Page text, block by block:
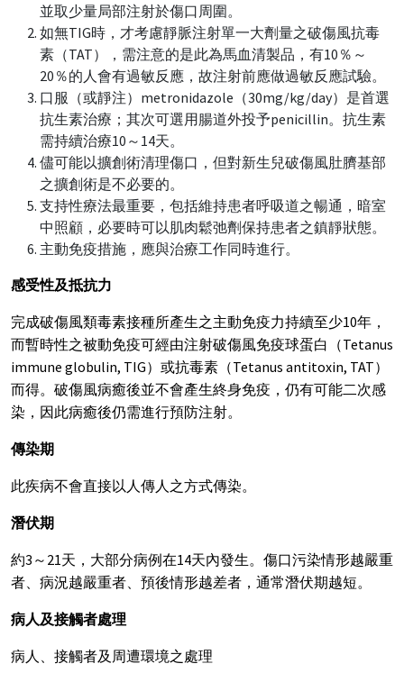
並取少量局部注射於傷口周圍。
如無TIG時，才考慮靜脈注射單一大劑量之破傷風抗毒
素（TAT），需注意的是此為馬血清製品，有10％～
20％的人會有過敏反應，故注射前應做過敏反應試驗。
口服（或靜注）metronidazole（30mg/kg/day）是首選
抗生素治療；其次可選用腸道外投予penicillin。抗生素
需持續治療10～14天。
儘可能以擴創術清理傷口，但對新生兒破傷風肚臍基部
之擴創術是不必要的。
支持性療法最重要，包括維持患者呼吸道之暢通，暗室
中照顧，必要時可以肌肉鬆弛劑保持患者之鎮靜狀態。
主動免疫措施，應與治療工作同時進行。
感受性及抵抗力
完成破傷風類毒素接種所產生之主動免疫力持續至少10年，
而暫時性之被動免疫可經由注射破傷風免疫球蛋白（Tetanus
immune globulin, TIG）或抗毒素（Tetanus antitoxin, TAT）
而得。破傷風病癒後並不會產生終身免疫，仍有可能二次感
染，因此病癒後仍需進行預防注射。
傳染期
此疾病不會直接以人傳人之方式傳染。
潛伏期
約3～21天，大部分病例在14天內發生。傷口污染情形越嚴重
者、病況越嚴重者、預後情形越差者，通常潛伏期越短。
病人及接觸者處理
病人、接觸者及周遭環境之處理